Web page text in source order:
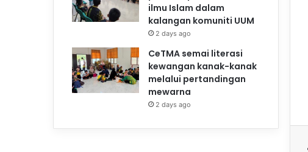
ilmu Islam dalam
kalangan komuniti UUM
2 days ago
CeTMA semai literasi
kewangan kanak-kanak
melalui pertandingan
mewarna
2 days ago